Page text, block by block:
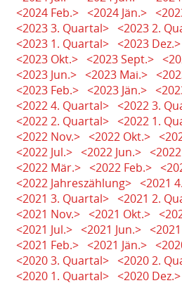
<2024 Feb.> <2024 Jän.>
<2023 3. Quartal> <2023 2.
<2023 1. Quartal> <2023 Dez.>
<2023 Okt.> <2023 Sept.>
<2023 Jun.> <2023 Mai.>
<2023 Feb.> <2023 Jän.>
<2022 4. Quartal> <2022 3.
<2022 2. Quartal> <2022 1.
<2022 Nov.> <2022 Okt.>
<2022 Jul.> <2022 Jun.>
<2022 Mär.> <2022 Feb.>
<2022 Jahreszählung> <2021
<2021 3. Quartal> <2021 2.
<2021 Nov.> <2021 Okt.>
<2021 Jul.> <2021 Jun.>
<2021 Feb.> <2021 Jän.>
<2020 3. Quartal> <2020 2.
<2020 1. Quartal> <2020 Dez.>